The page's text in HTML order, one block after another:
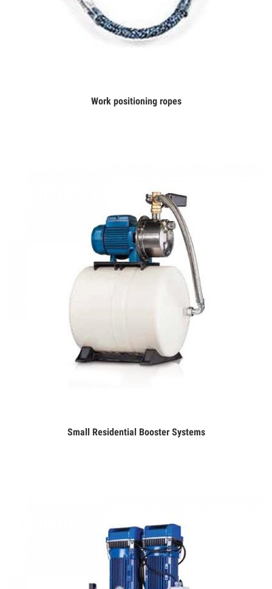
ДэлгэрэнгүйWork positioning ropes
Дэлгэрэнгүй
Small Residential Booster Systems